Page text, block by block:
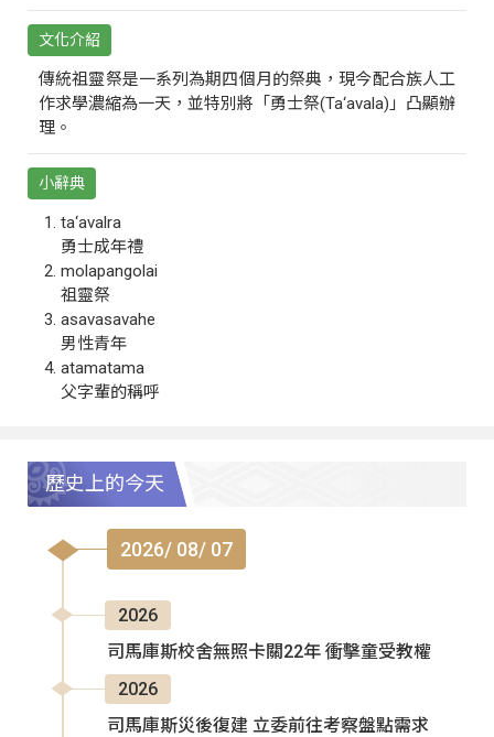
文化介紹
傳統祖靈祭是一系列為期四個月的祭典，現今配合族人工
作求學濃縮為一天，並特別將「勇士祭(Ta‘avala)」凸顯辦
理。
小辭典
ta‘avalra
勇士成年禮
molapangolai
祖靈祭
asavasavahe
男性青年
atamatama
父字輩的稱呼
歷史上的今天
2026/ 08/ 07
2026
司馬庫斯校舍無照卡關22年 衝擊童受教權
2026
司馬庫斯災後復建 立委前往考察盤點需求